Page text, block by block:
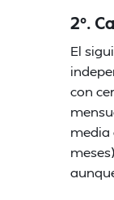
2º.
El
con
media